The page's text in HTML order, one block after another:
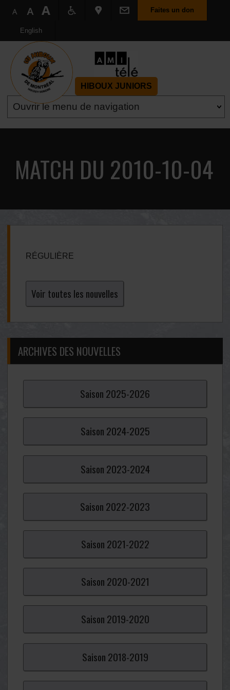
Faites un don
English
HIBOUX JUNIORS
MATCH DU 2010-10-04
RÉGULIÈRE
Voir toutes les nouvelles
ARCHIVES DES NOUVELLES
Saison 2025-2026
Saison 2024-2025
Saison 2023-2024
Saison 2022-2023
Saison 2021-2022
Saison 2020-2021
Saison 2019-2020
Saison 2018-2019